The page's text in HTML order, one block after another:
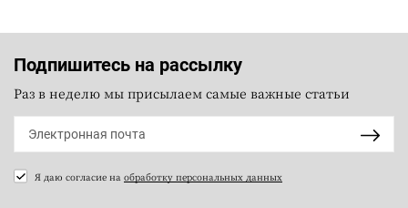
Подпишитесь на рассылку
Раз в неделю мы присылаем самые важные статьи
Я даю согласие на обработку персональных данных